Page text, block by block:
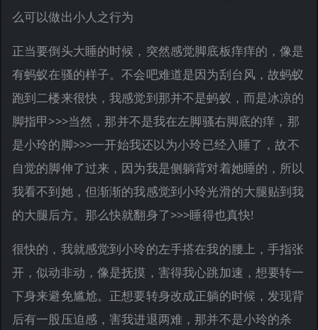
么可以做出小人之行为
正当要倒头大睡的时候，突然感觉脚底板痒痒的，像是
有蚂蚁在骚的样子。不会吧难道是因为刮台风，故蚂蚁
跑到二楼来很快，我感觉到那并不是蚂蚁，而是冰凉的
脚指甲>>>当然，那并不是我在左脚骚右脚底的痒，那
是小玲的脚>>>一开始我还以为小玲已经入睡了，故不
自觉的脚伸了过来，因为我是侧躺背对着她睡的，所以
我看不到她，但渐渐的我感觉到小玲光滑的大腿贴到我
的大腿后方。那么快就翻身了>>>睡得也真快!
很快的，我就感觉到小玲的左手搭在我的腰上，手指张
开，似动非动，像是抚摸，害得我心跳加速，想要转一
下身来避免尴尬。正想要转身改成正躺的时候，发现背
后有一股压迫感，害我进退两难，那并不是小玲的杀